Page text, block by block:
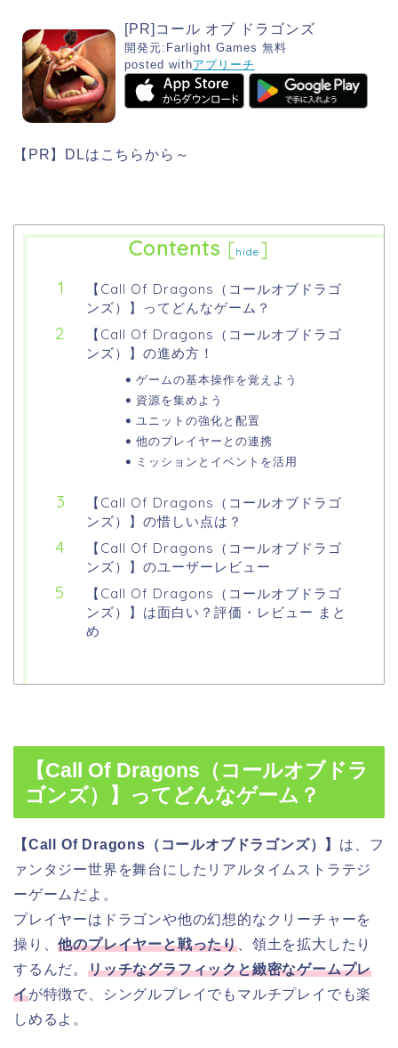
[PR]コール オブ ドラゴンズ
開発元: Farlight Games 無料
posted withアプリーチ
【PR】DLはこちらから～
Contents [hide ]
【Call Of Dragons（コールオブドラゴ
ンズ）】ってどんなゲーム？
【Call Of Dragons（コールオブドラゴ
ンズ）】の進め方！
ゲームの基本操作を覚えよう
資源を集めよう
ユニットの強化と配置
他のプレイヤーとの連携
ミッションとイベントを活用
【Call Of Dragons（コールオブドラゴ
ンズ）】の惜しい点は？
【Call Of Dragons（コールオブドラゴ
ンズ）】のユーザーレビュー
【Call Of Dragons（コールオブドラゴ
ンズ）】は面白い？評価・レビュー まと
め
【Call Of Dragons（コールオブドラ
ゴンズ）】ってどんなゲーム？
【Call Of Dragons（コールオブドラゴンズ）】 は、フ
ァンタジー世界を舞台にしたリアルタイムストラテジ
ーゲームだよ。
プレイヤーはドラゴンや他の幻想的なクリーチャーを
操り、他のプレイヤーと戦ったり 、領土を拡大したり
するんだ。 リッチなグラフィックと緻密なゲームプレ
イが特徴で、シングルプレイでもマルチプレイでも楽
しめるよ。